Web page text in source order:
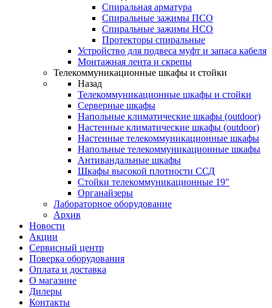
Спиральная арматура
Спиральные зажимы ПСО
Спиральные зажимы НСО
Протекторы спиральные
Устройство для подвеса муфт и запаса кабеля
Монтажная лента и скрепы
Телекоммуникационные шкафы и стойки
Назад
Телекоммуникационные шкафы и стойки
Серверные шкафы
Напольные климатические шкафы (outdoor)
Настенные климатические шкафы (outdoor)
Настенные телекоммуникационные шкафы
Напольные телекоммуникационные шкафы
Антивандальные шкафы
Шкафы высокой плотности ССД
Стойки телекоммуникационные 19"
Органайзеры
Лабораторное оборудование
Архив
Новости
Акции
Сервисный центр
Поверка оборудования
Оплата и доставка
О магазине
Дилеры
Контакты